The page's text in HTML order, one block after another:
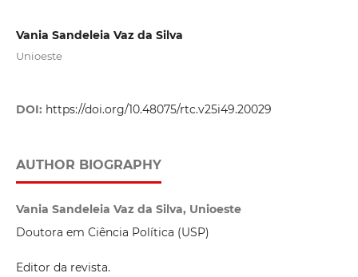
Vania Sandeleia Vaz da Silva
Unioeste
DOI: https://doi.org/10.48075/rtc.v25i49.20029
AUTHOR BIOGRAPHY
Vania Sandeleia Vaz da Silva, Unioeste
Doutora em Ciência Política (USP)
Editor da revista.